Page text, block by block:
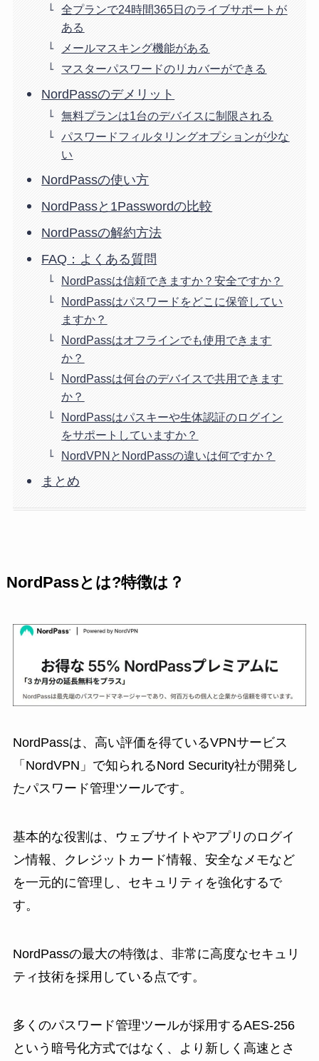
全プランで24時間365日のライブサポートが
ある
メールマスキング機能がある
マスターパスワードのリカバーができる
NordPassのデメリット
無料プランは1台のデバイスに制限される
パスワードフィルタリングオプションが少な
い
NordPassの使い方
NordPassと1Passwordの比較
NordPassの解約方法
FAQ：よくある質問
NordPassは信頼できますか？安全ですか？
NordPassはパスワードをどこに保管してい
ますか？
NordPassはオフラインでも使用できます
か？
NordPassは何台のデバイスで共用できます
か？
NordPassはパスキーや生体認証のログイン
をサポートしていますか？
NordVPNとNordPassの違いは何ですか？
まとめ
NordPassとは?特徴は？
NordPassは、高い評価を得ているVPNサービス
「NordVPN」で知られるNord Security社が開発し
たパスワード管理ツールです。
基本的な役割は、ウェブサイトやアプリのログイ
ン情報、クレジットカード情報、安全なメモなど
を一元的に管理し、セキュリティを強化するで
す。
NordPassの最大の特徴は、非常に高度なセキュリ
ティ技術を採用している点です。
多くのパスワード管理ツールが採用するAES-256
という暗号化方式ではなく、より新しく高速とさ